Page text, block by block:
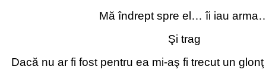
Mă îndrept spre el… îi iau
Şi trag
Dacă nu ar fi fost pentru ea mi-aş fi trecut un